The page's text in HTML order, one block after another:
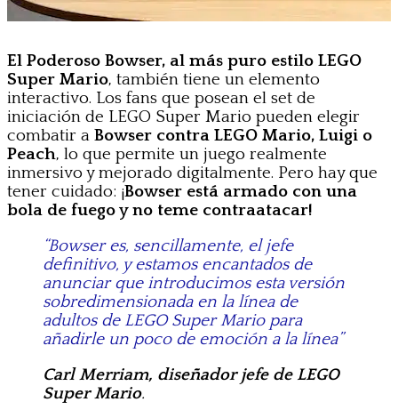
El Poderoso Bowser, al más puro estilo LEGO
Super Mario, también tiene un elemento
interactivo. Los fans que posean el set de
iniciación de LEGO Super Mario pueden elegir
combatir a Bowser contra LEGO Mario, Luigi o
Peach, lo que permite un juego realmente
inmersivo y mejorado digitalmente. Pero hay que
tener cuidado: ¡Bowser está armado con una
bola de fuego y no teme contraatacar!
“Bowser es, sencillamente, el jefe
definitivo, y estamos encantados de
anunciar que introducimos esta versión
sobredimensionada en la línea de
adultos de LEGO Super Mario para
añadirle un poco de emoción a la línea”
Carl Merriam, diseñador jefe de LEGO
Super Mario.